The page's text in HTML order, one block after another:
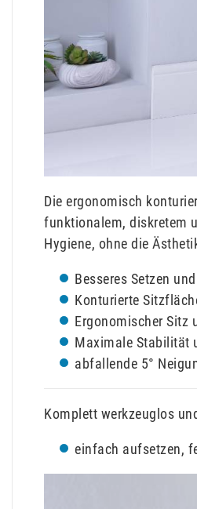
Die ergonomisch
funktionalem, diskretem
Hygiene, ohne die
Besseres Setzen
Konturierte
Ergonomischer Sitz
Maximale Stabilität
abfallende 5°
Komplett werkzeuglos
einfach aufsetzen,